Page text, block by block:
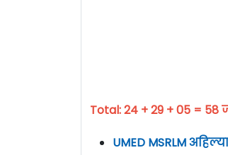
Total: 24 + 29 + 05 = 58
UMED MSRLM